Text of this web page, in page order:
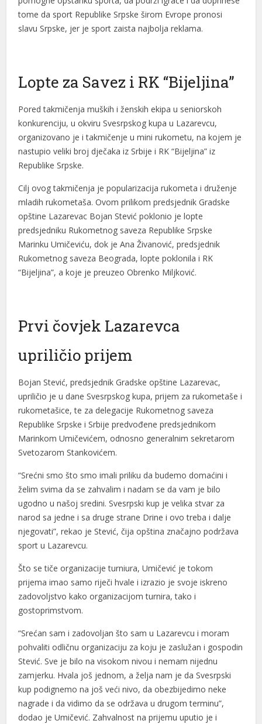
tome da sport Republike Srpske širom Evrope pronosi
slavu Srpske, jer je sport zaista najbolja reklama.
Lopte za Savez i RK “Bijeljina”
Pored takmičenja muških i ženskih ekipa u seniorskoh
konkurenciju, u okviru Svesrpskog kupa u Lazarevcu,
organizovano je i takmičenje u mini rukometu, na kojem je
nastupio veliki broj dječaka iz Srbije i RK “Bijeljina” iz
Republike Srpske.
Cilj ovog takmičenja je popularizacija rukometa i druženje
mladih rukometaša. Ovom prilikom predsjednik Gradske
opštine Lazarevac Bojan Stević poklonio je lopte
predsjedniku Rukometnog saveza Republike Srpske
Marinku Umičeviću, dok je Ana Živanović, predsjednik
Rukometnog saveza Beograda, lopte poklonila i RK
“Bijeljina”, a koje je preuzeo Obrenko Miljković.
Prvi čovjek Lazarevca
upriličio prijem
Bojan Stević, predsjednik Gradske opštine Lazarevac,
upriličio je u dane Svesrpskog kupa, prijem za rukometaše i
rukometašice, te za delegacije Rukometnog saveza
Republike Srpske i Srbije predvođene predsjednikom
Marinkom Umičevićem, odnosno generalnim sekretarom
Svetozarom Stankovićem.
“Srećni smo što smo imali priliku da budemo domaćini i
želim svima da se zahvalim i nadam se da vam je bilo
ugodno u našoj sredini. Svesrpski kup je velika stvar za
narod sa jedne i sa druge strane Drine i ovo treba i dalje
njegovati”, rekao je Stević, čija opština značajno podržava
sport u Lazarevcu.
Što se tiče organizacije turniura, Umičević je tokom
prijema imao samo riječi hvale i izrazio je svoje iskreno
zadovoljstvo kako organizacijom turnira, tako i
gostoprimstvom.
“Srećan sam i zadovoljan što sam u Lazarevcu i moram
pohvaliti odličnu organizaciju za koju je zaslužan i gospodin
Stević. Sve je bilo na visokom nivou i nemam nijednu
zamjerku. Hvala još jednom, a želja nam je da Svesrpski
kup podignemo na još veći nivo, da obezbijedimo neke
nagrade i da vidimo da se održava u drugom terminu”,
dodao je Umičević. Zahvalnost na prijemu uputio je i